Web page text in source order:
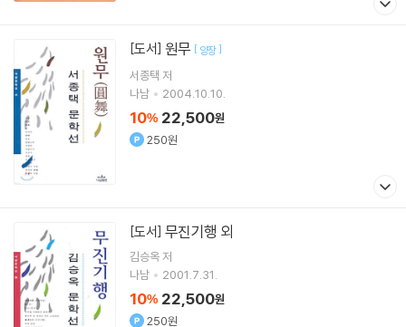
[도서] 원무 [ 양장]
서종택 저
나남
2004.10.10.
10% 22,500원
250원
[도서] 무진기행 외
김승옥저
나남
2001.7.31.
10% 22,500원
250원